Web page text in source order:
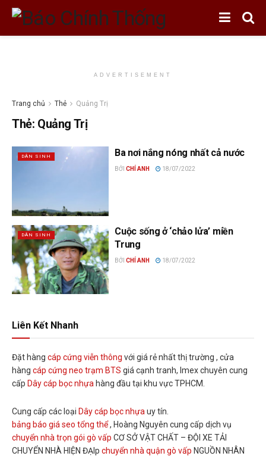
ADVERTISEMENT
Trang chủ Thẻ Quảng Trị
Thẻ: Quảng Trị
DÂN SINH Ba nơi nắng nóng nhất cả nước
BỞI CHÍ ANH 18/07/2022
DÂN SINH
Cuộc sống ở ‘chảo lửa’ miền
Trung
BỞI CHÍ ANH 18/07/2022
Liên Kết Nhanh
Đặt hàng cáp cứng viễn thông với giá rẻ nhất thị trường , cửa
hàng cáp cứng neo trạm BTS giá cạnh tranh, Imex chuyên cung
cấp Dây cáp bọc nhựa hàng đầu tại khu vực TPHCM.
Cung cấp các loại Dây cáp bọc nhựa uy tín.
bảng báo giá seo tổng thể, Hoàng Nguyên cung cấp dịch vụ
chuyển nhà trọn gói gò vấp CƠ SỞ VẬT CHẤT – ĐỘI XE TẢI
CHUYỂN NHÀ HIỆN ĐẠIp chuyển nhà quận gò vấp NGUỒN NHÂN